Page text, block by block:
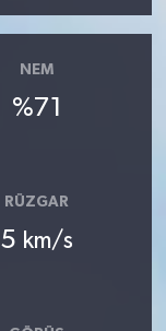
NEM
%71
RÜZGAR
5 km/s